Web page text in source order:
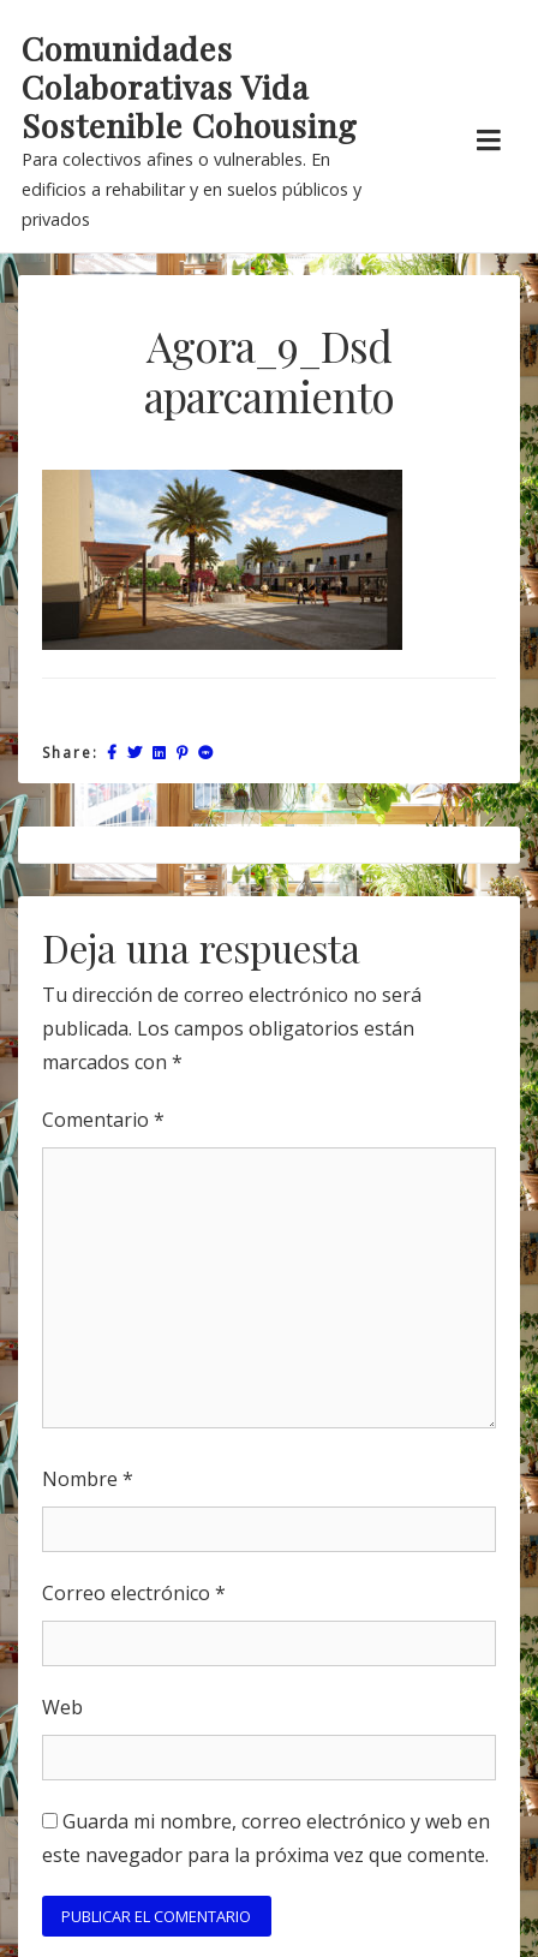
content
Comunidades
Colaborativas Vida
Sostenible Cohousing
Para colectivos afines o vulnerables. En
edificios a rehabilitar y en suelos públicos y
privados
Agora_9_Dsd
aparcamiento
Share:
Post
navigation
Deja una respuesta
Tu dirección de correo electrónico no será
publicada. Los campos obligatorios están
marcados con *
Comentario *
Nombre *
Correo electrónico *
Web
Guarda mi nombre, correo electrónico y web en
este navegador para la próxima vez que comente.